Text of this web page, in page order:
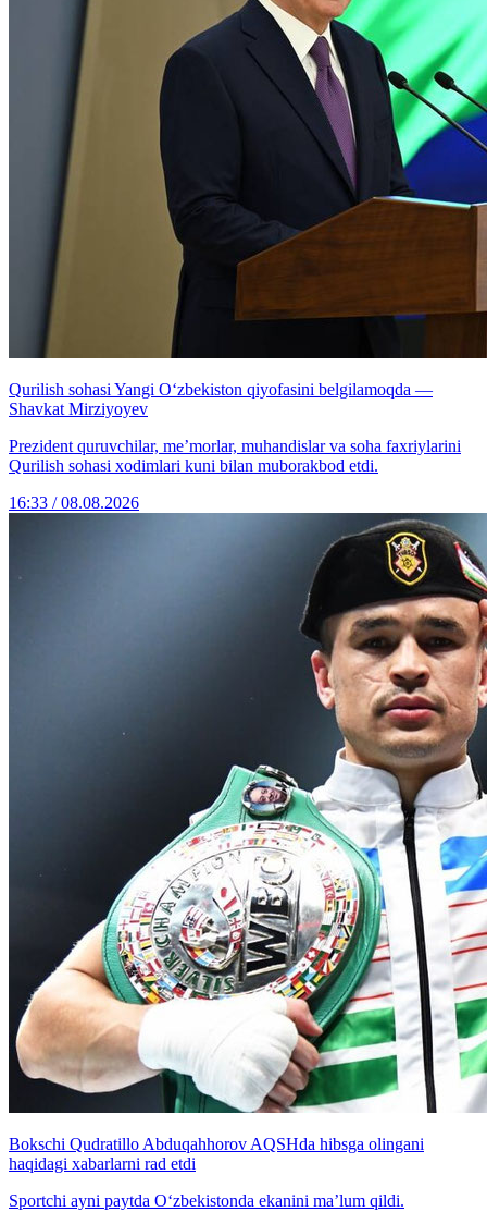
Qurilish sohasi Yangi O‘zbekiston qiyofasini belgilamoqda —
Shavkat Mirziyoyev
Prezident quruvchilar, me’morlar, muhandislar va soha faxriylarini
Qurilish sohasi xodimlari kuni bilan muborakbod etdi.
16:33 / 08.08.2026
Bokschi Qudratillo Abduqahhorov AQSHda hibsga olingani
haqidagi xabarlarni rad etdi
Sportchi ayni paytda O‘zbekistonda ekanini ma’lum qildi.